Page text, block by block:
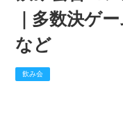
｜多数決ゲ
など
飲み会